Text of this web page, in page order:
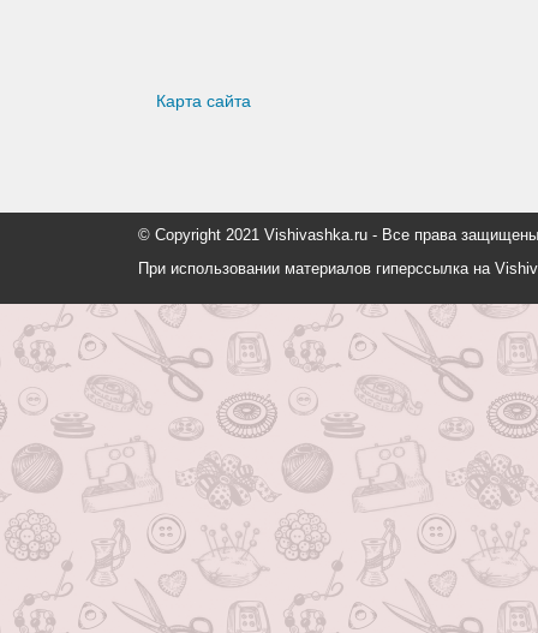
Карта сайта
© Copyright 2021 Vishivashka.ru - Все права
При использовании материалов гиперссылка на